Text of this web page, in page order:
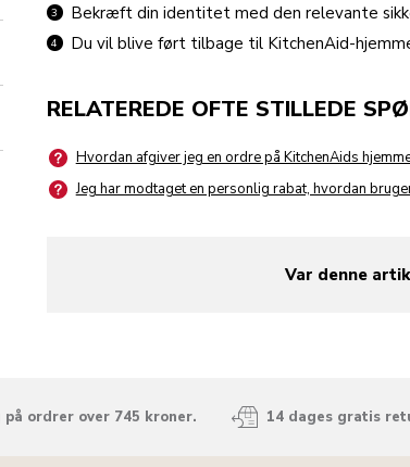
Bekræft din identitet med den relevante
Du vil blive ført tilbage til KitchenAid-
RELATEREDE OFTE STILLEDE
Hvordan afgiver jeg en ordre på KitchenAids
Jeg har modtaget en personlig rabat, hvordan
Var denne
yes
no
ordrer over 745 kroner. 14 dages gratis